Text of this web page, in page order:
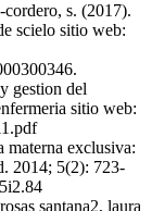
s. (2017).
scielo sitio web:
gestion del
sitio web:
materna exclusiva:
2014; 5(2): 723-
santana2, laura